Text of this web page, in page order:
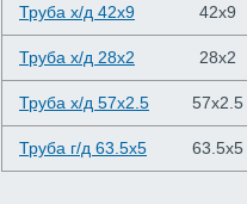
Труба х/д 42x9 42x9
Труба х/д 28x2 28x2
Труба х/д 57x2.5 57x2.5
Труба г/д 63.5x5 63.5x5